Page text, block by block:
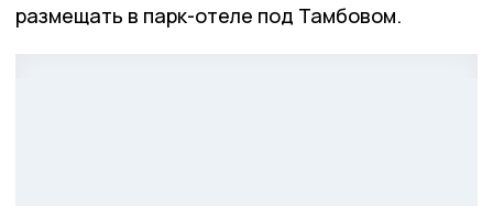
размещать в парк-отеле под Тамбовом.